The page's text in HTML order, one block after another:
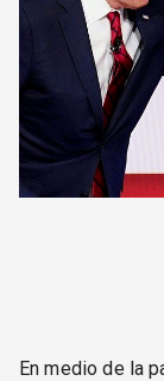
En medio de la